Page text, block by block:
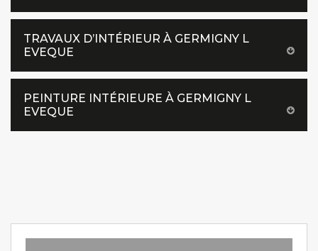
TRAVAUX D’INTÉRIEUR À GERMIGNY L
EVEQUE
PEINTURE INTÉRIEURE À GERMIGNY L
EVEQUE